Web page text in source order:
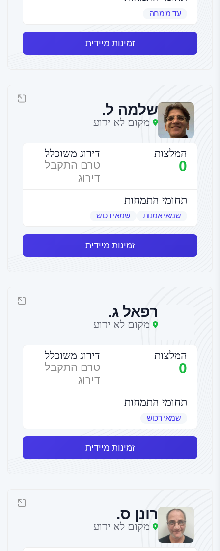
עד מומחה
זמינות מיידית
שלמה ל.
מקום לא ידוע
המלצות
0
דירוג משוכלל
טרם התקבל
דירוג
תחומי התמחות
שמאי אמנות שמאי רכוש
זמינות מיידית
רפאל ג.
מקום לא ידוע
המלצות
0
דירוג משוכלל
טרם התקבל
דירוג
תחומי התמחות
שמאי רכוש
זמינות מיידית
רונן ס.
מקום לא ידוע